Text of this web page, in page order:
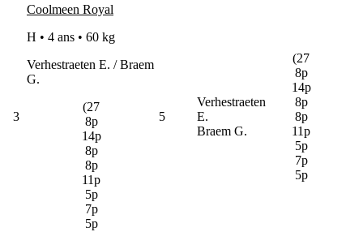
3
Coolmeen Royal
H • 4 ans • 60 kg
Verhestraeten E. / Braem
G.
(27
8p
14p
8p
8p
11p
5p
7p
5p
5
Verhestraeten
E.
Braem G.
(27
8p
14p
8p
8p
11p
5p
7p
5p